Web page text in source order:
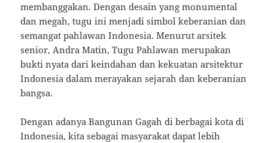
membanggakan. Dengan desain yang monumental
dan megah, tugu ini menjadi simbol keberanian dan
semangat pahlawan Indonesia. Menurut arsitek
senior, Andra Matin, Tugu Pahlawan merupakan
bukti nyata dari keindahan dan kekuatan arsitektur
Indonesia dalam merayakan sejarah dan keberanian
bangsa.
Dengan adanya Bangunan Gagah di berbagai kota di
Indonesia, kita sebagai masyarakat dapat lebih